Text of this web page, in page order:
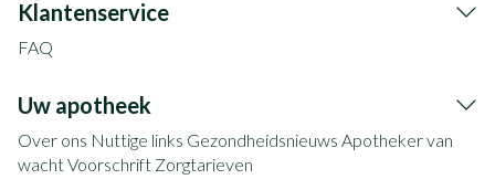
Klantenservice
FAQ
Uw apotheek
Over ons Nuttige links Gezondheidsnieuws Apotheker van
wachtVoorschrift Zorgtarieven